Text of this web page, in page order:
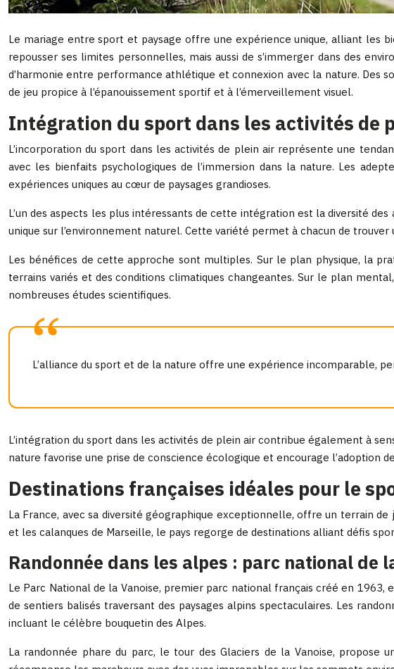
Le mariage entre sport et paysage offre une expérience unique, alliant les
repousser ses limites personnelles, mais aussi de s’immerger dans des
d’harmonie entre performance athlétique et connexion avec la nature. Des
de jeu propice à l’épanouissement sportif et à l’émerveillement visuel.
Intégration du sport dans les activités de
L’incorporation du sport dans les activités de plein air représente une
avec les bienfaits psychologiques de l’immersion dans la nature. Les
expériences uniques au cœur de paysages grandioses.
L’un des aspects les plus intéressants de cette intégration est la diversité des
unique sur l’environnement naturel. Cette variété permet à chacun de
Les bénéfices de cette approche sont multiples. Sur le plan physique, la
terrains variés et des conditions climatiques changeantes. Sur le plan
nombreuses études scientifiques.
L’alliance du sport et de la nature offre une expérience incomparable,
L’intégration du sport dans les activités de plein air contribue également à
nature favorise une prise de conscience écologique et encourage l’adoption
Destinations françaises idéales pour le
La France, avec sa diversité géographique exceptionnelle, offre un terrain
et les calanques de Marseille, le pays regorge de destinations alliant défis
Randonnée dans les alpes : parc national de
Le Parc National de la Vanoise, premier parc national français créé en
de sentiers balisés traversant des paysages alpins spectaculaires. Les
incluant le célèbre bouquetin des Alpes.
La randonnée phare du parc, le tour des Glaciers de la Vanoise, propose